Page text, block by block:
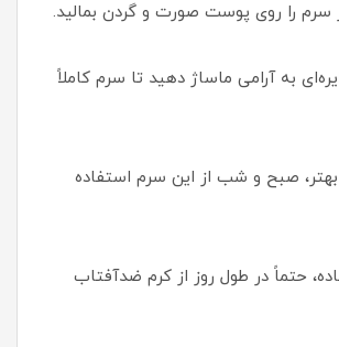
به آرامی ماساژ دهید تا سرم کاملاً
بهتر، صبح و شب از این سرم استفاده
حتماً در طول روز از کرم ضدآفتاب